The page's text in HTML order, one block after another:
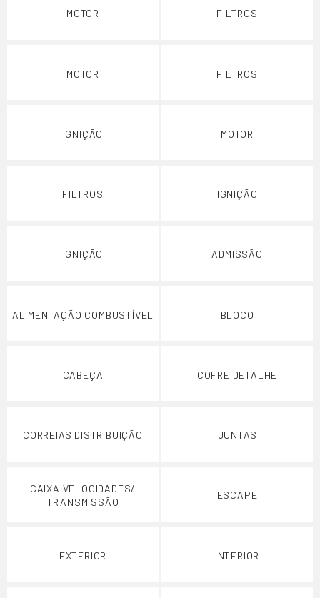
MOTOR FILTROS
MOTOR FILTROS
IGNIÇÃO MOTOR
FILTROS IGNIÇÃO
IGNIÇÃO ADMISSÃO
ALIMENTAÇÃO COMBUSTÍVEL BLOCO
CABEÇA COFRE DETALHE
CORREIAS DISTRIBUIÇÃO JUNTAS
CAIXA VELOCIDADES/
TRANSMISSÃO
ESCAPE
EXTERIOR INTERIOR